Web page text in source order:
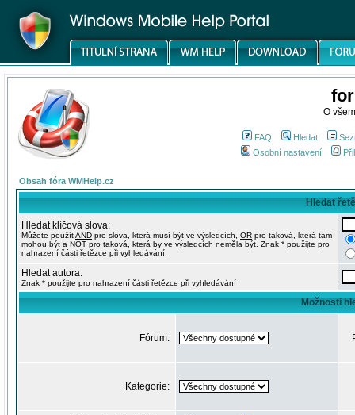
O
FAQ Hledat
Osobní nastavení
Obsah fóra WMHelp.cz
Hledat
Hledat klíčová slova:
Můžete použítAND pro slova, která musí být ve výsledcích, OR pro taková, která tam
mohou být a NOT pro taková, která by ve výsledcích neměla být. Znak * použijte pro
nahrazení části řetězce při vyhledávání.
Hledat autora:
Znak * použijte pro nahrazení části řetězce při vyhledávání
Možnosti
Fórum:
Kategorie: